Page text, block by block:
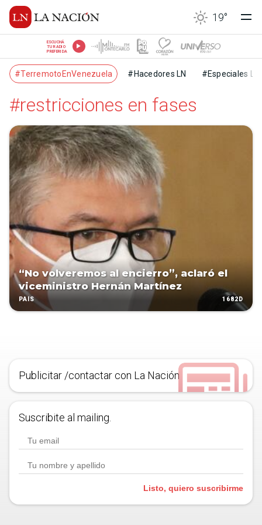
19°
ESCUCHÁ
TU RADIO
PREFERIDA
#TerremotoEnVenezuela #Hacedores LN #Especiales LN
#restricciones en fases
“No volveremos al encierro”, aclaró el
viceministro Hernán Martínez
PAÍS 1682D
Publicitar /contactar con La Nación
Suscribite al mailing.
Listo, quiero suscribirme